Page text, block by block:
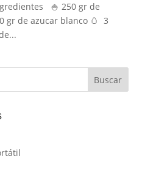
🍚 250 gr de
gr de azucar blanco 🥚 3